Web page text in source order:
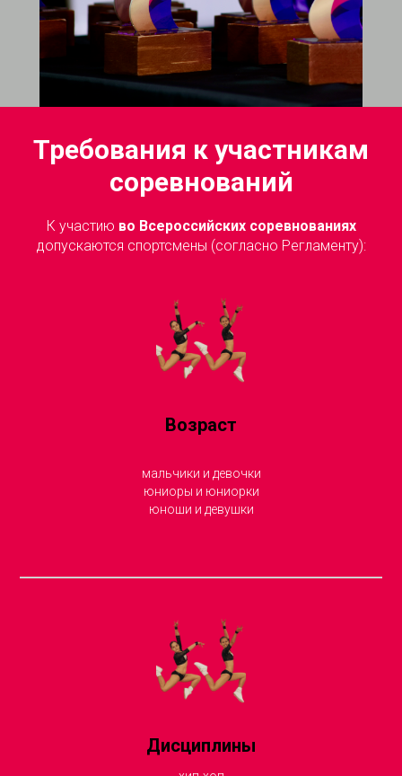
Требования к участникам
соревнований
К участию во Всероссийских соревнованиях
допускаются спортсмены (согласно Регламенту):
Возраст
мальчики и девочки
юниоры и юниорки
юноши и девушки
Дисциплины